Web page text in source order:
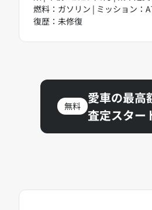
燃料：ガソリン | ミッション：
復歴：未修復
無料
愛車の最高
査定スター